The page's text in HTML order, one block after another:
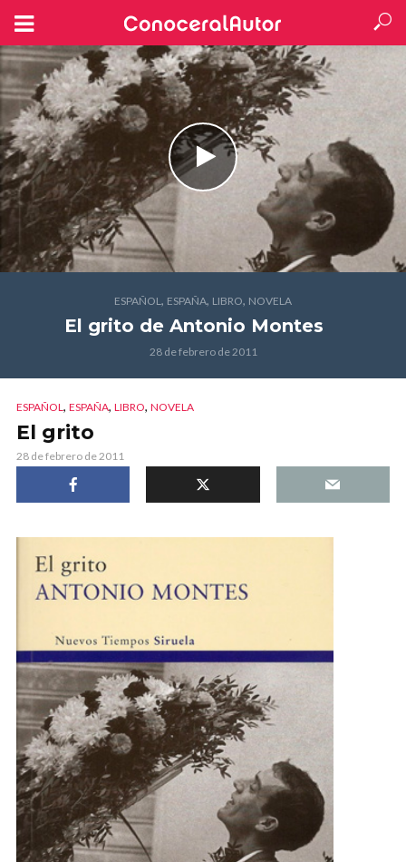
ESPAÑOL, ESPAÑA, LIBRO, NOVELA
El grito de Antonio Montes
28 de febrero de 2011
ESPAÑOL, ESPAÑA, LIBRO, NOVELA
El grito
28 de febrero de 2011